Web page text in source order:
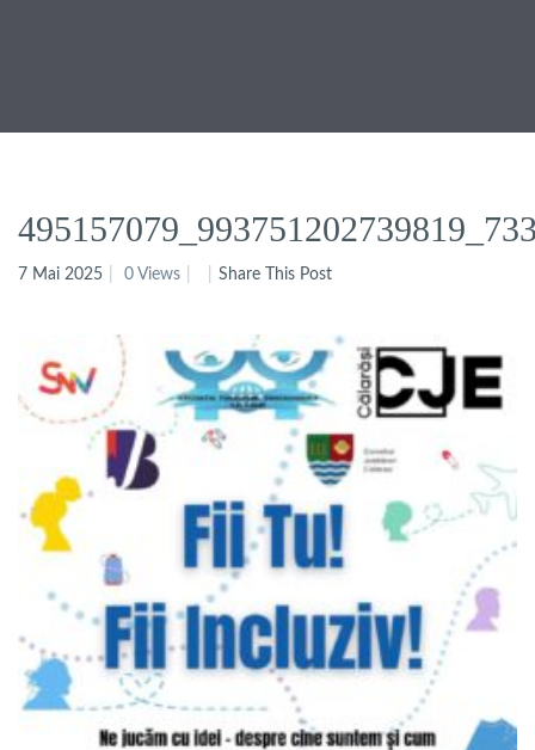
7 Mai 2025 0 Views Share This Post